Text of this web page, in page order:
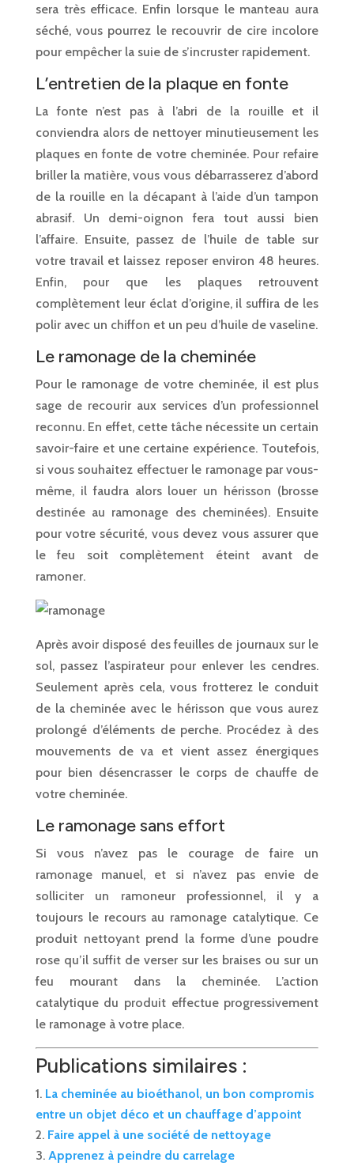
sera très efficace. Enfin lorsque le manteau aura
séché, vous pourrez le recouvrir de cire incolore
pour empêcher la suie de s’incruster rapidement.
L’entretien de la plaque en fonte
La fonte n’est pas à l’abri de la rouille et il
conviendra alors de nettoyer minutieusement les
plaques en fonte de votre cheminée. Pour refaire
briller la matière, vous vous débarrasserez d’abord
de la rouille en la décapant à l’aide d’un tampon
abrasif. Un demi-oignon fera tout aussi bien
l’affaire. Ensuite, passez de l’huile de table sur
votre travail et laissez reposer environ 48 heures.
Enfin, pour que les plaques retrouvent
complètement leur éclat d’origine, il suffira de les
polir avec un chiffon et un peu d’huile de vaseline.
Le ramonage de la cheminée
Pour le ramonage de votre cheminée, il est plus
sage de recourir aux services d’un professionnel
reconnu. En effet, cette tâche nécessite un certain
savoir-faire et une certaine expérience. Toutefois,
si vous souhaitez effectuer le ramonage par vous-
même, il faudra alors louer un hérisson (brosse
destinée au ramonage des cheminées). Ensuite
pour votre sécurité, vous devez vous assurer que
le feu soit complètement éteint avant de
ramoner.
Après avoir disposé des feuilles de journaux sur le
sol, passez l’aspirateur pour enlever les cendres.
Seulement après cela, vous frotterez le conduit
de la cheminée avec le hérisson que vous aurez
prolongé d’éléments de perche. Procédez à des
mouvements de va et vient assez énergiques
pour bien désencrasser le corps de chauffe de
votre cheminée.
Le ramonage sans effort
Si vous n’avez pas le courage de faire un
ramonage manuel, et si n’avez pas envie de
solliciter un ramoneur professionnel, il y a
toujours le recours au ramonage catalytique. Ce
produit nettoyant prend la forme d’une poudre
rose qu’il suffit de verser sur les braises ou sur un
feu mourant dans la cheminée. L’action
catalytique du produit effectue progressivement
le ramonage à votre place.
Publications similaires :
La cheminée au bioéthanol, un bon compromis
entre un objet déco et un chauffage d’appoint
Faire appel à une société de nettoyage
Apprenez à peindre du carrelage